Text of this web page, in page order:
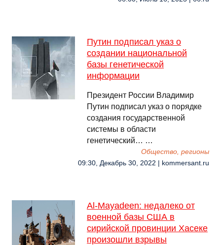
Путин подписал указ о
создании национальной
базы генетической
информации
Президент России Владимир
Путин подписал указ о порядке
создания государственной
системы в области
генетический… …
Общество, регионы
09:30, Декабрь 30, 2022 | kommersant.ru
Al-Mayadeen: недалеко от
военной базы США в
сирийской провинции Хасеке
произошли взрывы